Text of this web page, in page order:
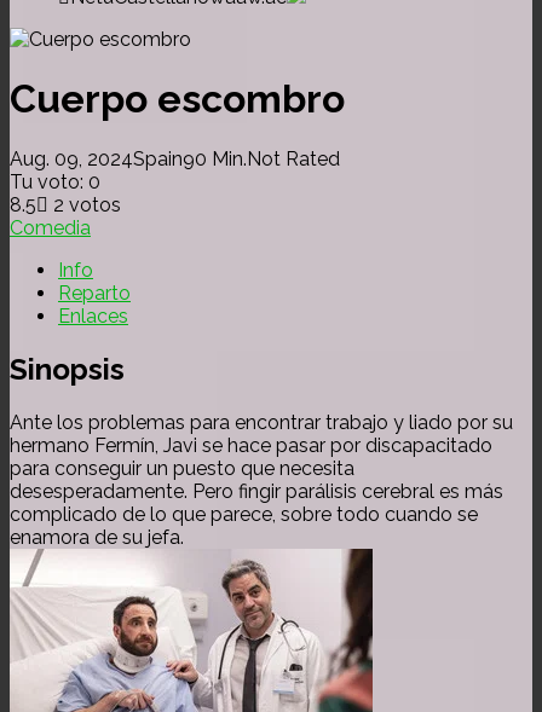
Cuerpo escombro
Aug. 09, 2024Spain90 Min.Not Rated
Tu voto: 0
8.5
2 votos
Comedia
Info
Reparto
Enlaces
Sinopsis
Ante los problemas para encontrar trabajo y liado por su
hermano Fermín, Javi se hace pasar por discapacitado
para conseguir un puesto que necesita
desesperadamente. Pero fingir parálisis cerebral es más
complicado de lo que parece, sobre todo cuando se
enamora de su jefa.